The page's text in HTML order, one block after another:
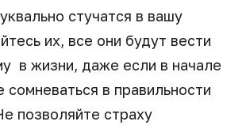
стучатся в вашу
их, все они будут вести
в жизни, даже если в начале
в правильности
позволяйте страху